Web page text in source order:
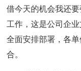
借今天的机会我还
工作，这是公司企
全面安排部署，各
合。